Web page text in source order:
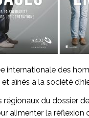
internationale des
à la société
régionaux du dossier
alimenter la